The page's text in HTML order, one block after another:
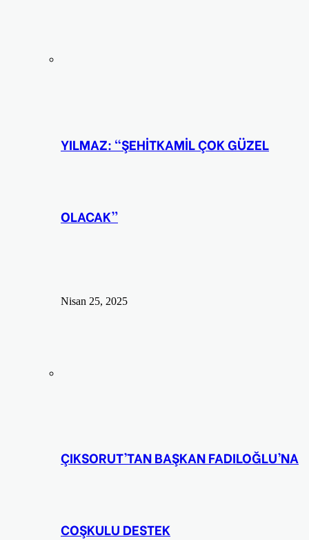
YILMAZ: “ŞEHİTKAMİL ÇOK GÜZEL
OLACAK”
Nisan 25, 2025
ÇIKSORUT’TAN BAŞKAN FADILOĞLU’NA
COŞKULU DESTEK